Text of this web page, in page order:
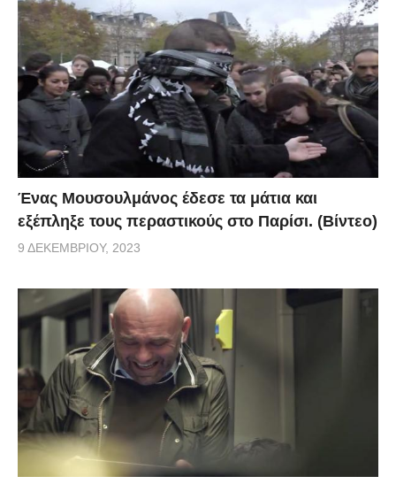
Ένας Μουσουλμάνος έδεσε τα μάτια και
εξέπληξε τους περαστικούς στο Παρίσι. (Βίντεο)
9 ΔΕΚΕΜΒΡΊΟΥ, 2023